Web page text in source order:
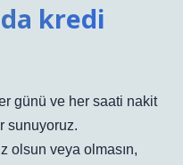
kredi
günü ve her saati nakit
sunuyoruz.
olsun veya olmasın,